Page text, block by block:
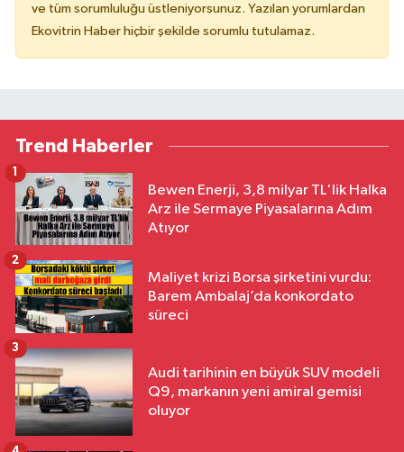
ve tüm sorumluluğu üstleniyorsunuz. Yazılan yorumlardan
Ekovitrin Haber hiçbir şekilde sorumlu tutulamaz.
Trend Haberler
Bewen Enerji, 3,8 milyar TL'lik Halka
Arz ile Sermaye Piyasalarına Adım
Atıyor
1
Maliyet krizi Borsa şirketini vurdu:
Barem Ambalaj’da konkordato
süreci
2
Audi tarihinin en büyük SUV modeli
Q9, markanın yeni amiral gemisi
oluyor
3